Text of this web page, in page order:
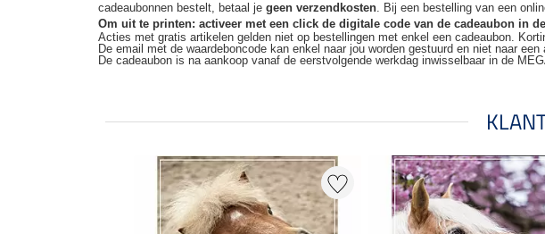
cadeaubonnen bestelt, betaal je geen verzendkosten. Bij een bestelling van een
Om uit te printen: activeer met een click de digitale code van de cadeaubon in
Acties met gratis artikelen gelden niet op bestellingen met enkel een cadeaubon.
De email met de waardeboncode kan enkel naar jou worden gestuurd en niet naar een
De cadeaubon is na aankoop vanaf de eerstvolgende werkdag inwisselbaar in de